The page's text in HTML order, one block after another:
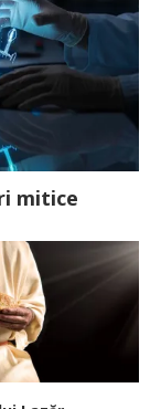
mitice